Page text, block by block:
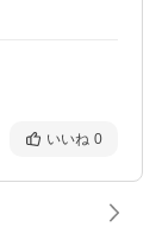
いいね 0